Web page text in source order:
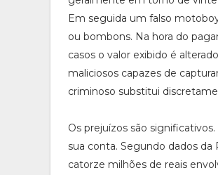
Em seguida um falso
ou bombons. Na hora do
casos o valor exibido é
maliciosos capazes de
criminoso substitui
Os prejuízos são
sua conta. Segundo dados da
catorze milhões de reais